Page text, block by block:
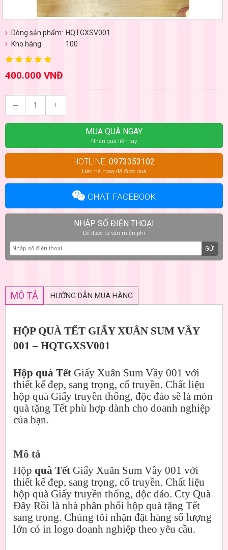
Dòng sản phẩm: HQTGXSV001
Kho hàng:
100
400.000 VNĐ
MUA QUÀ NGAY
Nhận quà liền tay
HOTLINE: 0973353102
Liên hệ ngay để được quà
CHAT FACEBOOK
NHẬP SỐ ĐIỆN THOẠI
Để được tư vấn miễn phí
GỬI
MÔ TẢ HƯỚNG DẪN MUA HÀNG
HỘP QUÀ TẾT GIẤY XUÂN SUM VẦY
001 – HQTGXSV001
Hộp quà Tết Giấy Xuân Sum Vầy 001 với
thiết kế đẹp, sang trọng, cổ truyền. Chất liệu
hộp quà Giấy truyền thống, độc đáo sẽ là món
quà tặng Tết phù hợp dành cho doanh nghiệp
của bạn.
Mô tả
Hộp quà Tết Giấy Xuân Sum Vầy 001 với
thiết kế đẹp, sang trọng, cổ truyền. Chất liệu
hộp quà Giấy truyền thống, độc đáo. Cty Quà
Đây Rồi là nhà phân phối hộp quà tặng Tết
sang trọng. Chúng tôi nhận đặt hàng số lượng
lớn có in logo doanh nghiệp theo yêu cầu.